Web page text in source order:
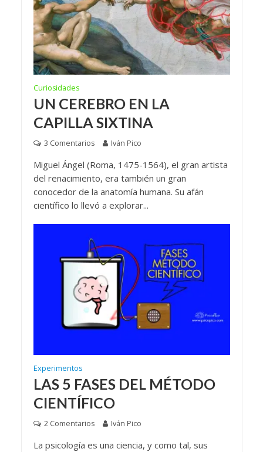
Curiosidades
UN CEREBRO EN LA
CAPILLA SIXTINA
3 Comentarios Iván Pico
Miguel Ángel (Roma, 1475-1564), el gran artista
del renacimiento, era también un gran
conocedor de la anatomía humana. Su afán
científico lo llevó a explorar...
Experimentos
LAS 5 FASES DEL MÉTODO
CIENTÍFICO
2 Comentarios Iván Pico
La psicología es una ciencia, y como tal, sus